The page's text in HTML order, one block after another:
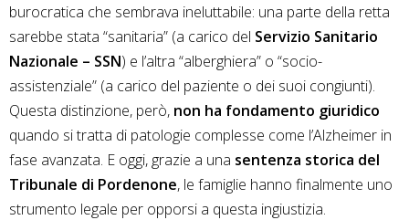
burocratica che sembrava ineluttabile: una parte della retta
sarebbe stata “sanitaria” (a carico del Servizio Sanitario
Nazionale – SSN) e l’altra “alberghiera” o “socio-
assistenziale” (a carico del paziente o dei suoi congiunti).
Questa distinzione, però, non ha fondamento giuridico
quando si tratta di patologie complesse come l’Alzheimer in
fase avanzata. E oggi, grazie a una sentenza storica del
Tribunale di Pordenone, le famiglie hanno finalmente uno
strumento legale per opporsi a questa ingiustizia.